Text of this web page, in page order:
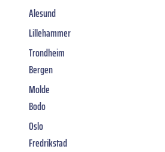
Alesund
Lillehammer
Trondheim
Bergen
Molde
Bodo
Oslo
Fredrikstad